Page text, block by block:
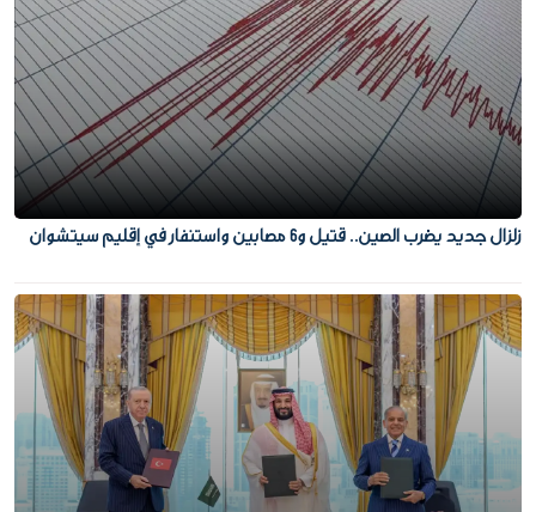
زلزال جديد يضرب الصين.. قتيل و6 مصابين واستنفار في إقليم سيتشوان